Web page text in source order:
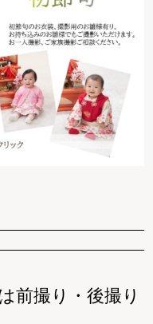
前撮り・後撮り